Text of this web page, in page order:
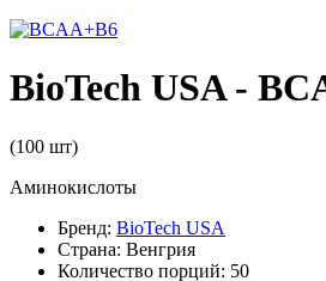
BioTech USA -
(100 шт)
Аминокислоты
Бренд: BioTech USA
Страна: Венгрия
Количество порций: 50